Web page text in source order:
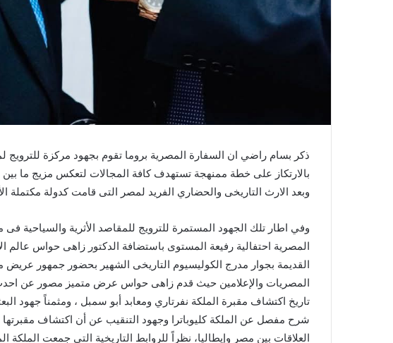
ذكر بسام راضي ان السفارة المصرية بروما تقوم بجهود مركزة للترويج
بالارتكاز على خطة ممنهجة تستهدف كافة المجالات لتعكس مزيج ما بين
وبعد الارث التاريخى والحضاري الفريد لمصر التى قامت كدولة مكتملة
وفي اطار تلك الجهود المستمرة للترويج للمقاصد الأثرية والسياحية
المصرية احتفالية رفيعة المستوى باستضافة الدكتور زاهى حواس عالم
القديمة بجوار مدرج الكوليسيوم التاريخى الشهير بحضور جمهور عريض
المصريات والإعلامين حيث قدم زاهى حواس عرض متميز مصور عن احدث
تاريخ اكتشاف مقبرة الملكة نفرتاري ومعابد أبو سمبل ، ومثمناً جهود
شرح مفصل عن الملكة كليوباترا وجهود التنقيب عن أن اكتشاف
العلاقات بين مصر وإيطاليا، نظراً للروابط التاريخية التي جمعت